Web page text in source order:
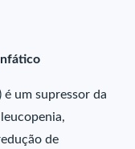
um supressor da
de